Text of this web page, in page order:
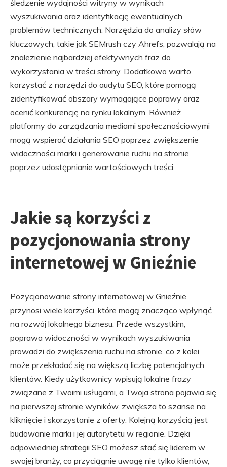
śledzenie wydajności witryny w wynikach
wyszukiwania oraz identyfikację ewentualnych
problemów technicznych. Narzędzia do analizy słów
kluczowych, takie jak SEMrush czy Ahrefs, pozwalają na
znalezienie najbardziej efektywnych fraz do
wykorzystania w treści strony. Dodatkowo warto
korzystać z narzędzi do audytu SEO, które pomogą
zidentyfikować obszary wymagające poprawy oraz
ocenić konkurencję na rynku lokalnym. Również
platformy do zarządzania mediami społecznościowymi
mogą wspierać działania SEO poprzez zwiększenie
widoczności marki i generowanie ruchu na stronie
poprzez udostępnianie wartościowych treści.
Jakie są korzyści z
pozycjonowania strony
internetowej w Gnieźnie
Pozycjonowanie strony internetowej w Gnieźnie
przynosi wiele korzyści, które mogą znacząco wpłynąć
na rozwój lokalnego biznesu. Przede wszystkim,
poprawa widoczności w wynikach wyszukiwania
prowadzi do zwiększenia ruchu na stronie, co z kolei
może przekładać się na większą liczbę potencjalnych
klientów. Kiedy użytkownicy wpisują lokalne frazy
związane z Twoimi usługami, a Twoja strona pojawia się
na pierwszej stronie wyników, zwiększa to szanse na
kliknięcie i skorzystanie z oferty. Kolejną korzyścią jest
budowanie marki i jej autorytetu w regionie. Dzięki
odpowiedniej strategii SEO możesz stać się liderem w
swojej branży, co przyciągnie uwagę nie tylko klientów,